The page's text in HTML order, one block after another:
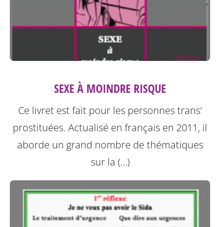
SEXE À MOINDRE RISQUE
Ce livret est fait pour les personnes trans’
prostituées. Actualisé en français en 2011, il
aborde un grand nombre de thématiques
sur la (…)